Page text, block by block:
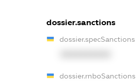
dossier.sanctions
dossier.specSanctions
dossier.rnboSanctions